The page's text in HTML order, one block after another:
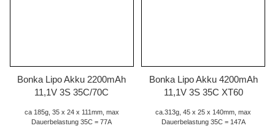
Bonka Lipo Akku 2200mAh
11,1V 3S 35C/70C
ca 185g, 35 x 24 x 111mm, max
Dauerbelastung 35C = 77A
Bonka Lipo Akku 4200mAh
11,1V 3S 35C XT60
ca.313g, 45 x 25 x 140mm, max
Dauerbelastung 35C = 147A